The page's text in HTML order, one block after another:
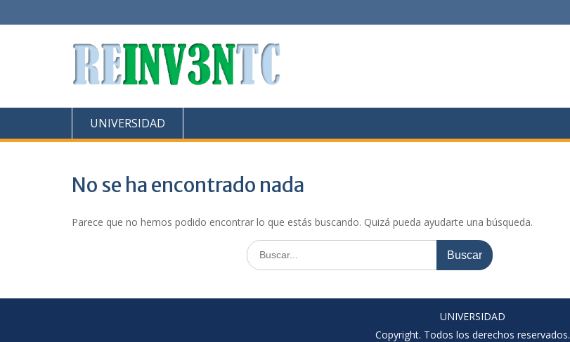
al
UNIVERSIDAD
No se ha encontrado nada
Parece que no hemos podido encontrar lo que estás buscando. Quizá pueda ayudarte una búsqueda.
Buscar:
UNIVERSIDAD
Copyright. Todos los derechos reservados.